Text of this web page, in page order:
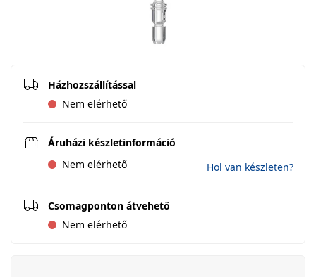
Házhozszállítással
Nem elérhető
Áruházi készletinformáció
Nem elérhető
Hol van készleten?
Csomagponton átvehető
Nem elérhető